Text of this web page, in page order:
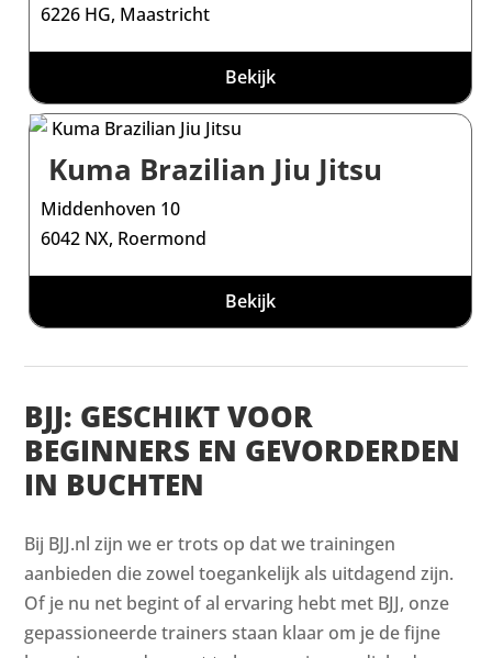
6226 HG, Maastricht
Bekijk
Kuma Brazilian Jiu Jitsu
Middenhoven 10
6042 NX, Roermond
Bekijk
BJJ: GESCHIKT VOOR
BEGINNERS EN GEVORDERDEN
IN BUCHTEN
Bij BJJ.nl zijn we er trots op dat we trainingen
aanbieden die zowel toegankelijk als uitdagend zijn.
Of je nu net begint of al ervaring hebt met BJJ, onze
gepassioneerde trainers staan klaar om je de fijne